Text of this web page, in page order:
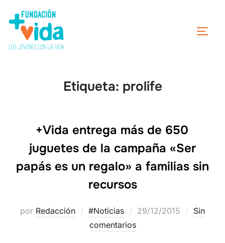
Etiqueta: prolife
+Vida entrega más de 650
juguetes de la campaña «Ser
papás es un regalo» a familias sin
recursos
por Redacción #Noticias 29/12/2015
Sin
comentarios